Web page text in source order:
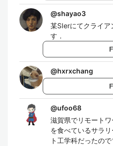
@shayao3
某SIerにてクライア
す．
@hxrxchang
@ufoo68
滋賀県でリモート
を食べているサラ
ト工学科だったの